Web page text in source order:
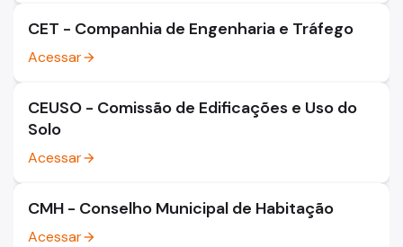
CET - Companhia de Engenharia e Tráfego
Acessararrow_forward
CEUSO - Comissão de Edificações e Uso do
Solo
Acessararrow_forward
CMH - Conselho Municipal de Habitação
Acessararrow_forward